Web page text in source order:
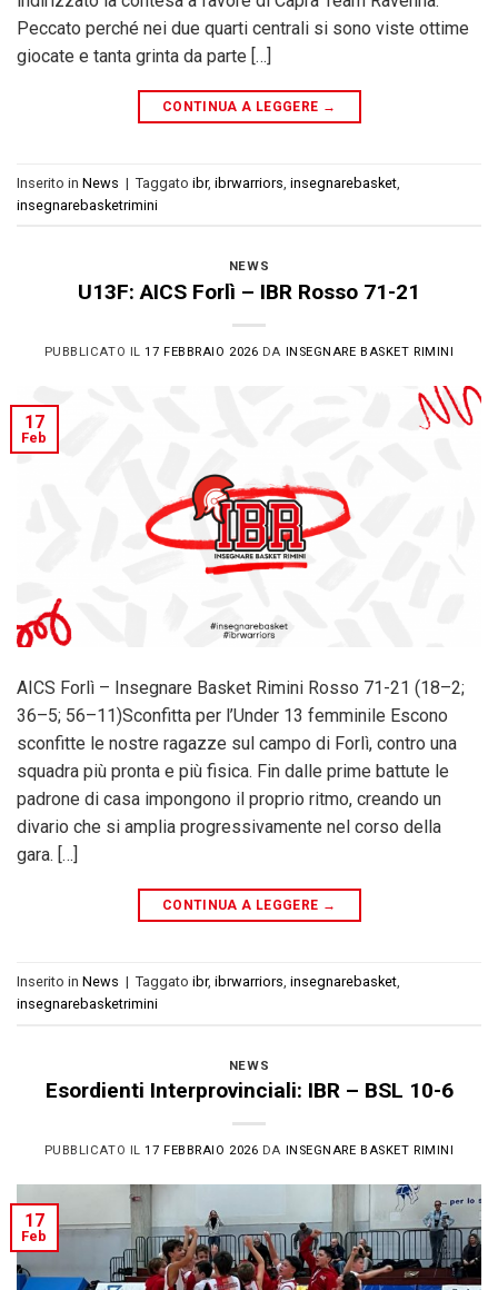
Peccato perché nei due quarti centrali si sono viste ottime
giocate e tanta grinta da parte […]
CONTINUA A LEGGERE →
Inserito in News | Taggato ibr, ibrwarriors insegnarebasket
insegnarebasketrimini
NEWS
U13F: AICS Forlì – IBR Rosso 71-21
PUBBLICATO IL17 FEBBRAIO 2026 DA INSEGNARE BASKET RIMINI
17
Feb
AICS Forlì – Insegnare Basket Rimini Rosso 71-21 (18–2;
36–5; 56–11)Sconfitta per l’Under 13 femminile Escono
sconfitte le nostre ragazze sul campo di Forlì, contro una
squadra più pronta e più fisica. Fin dalle prime battute le
padrone di casa impongono il proprio ritmo, creando un
divario che si amplia progressivamente nel corso della
gara. […]
CONTINUA A LEGGERE →
Inserito in News | Taggato ibr, ibrwarriors insegnarebasket
insegnarebasketrimini
NEWS
Esordienti Interprovinciali: IBR – BSL 10-6
PUBBLICATO IL17 FEBBRAIO 2026 DA INSEGNARE BASKET RIMINI
17
Feb